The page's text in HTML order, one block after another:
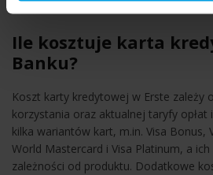
Ile kosztuje karta
Banku?
Koszt karty kredytowej w Erste zależy
korzystania oraz aktualnej taryfy
kilka wariantów kart, m.in. Visa Bonus,
World Mastercard i Visa Platinum, a ich
zależności od produktu. Dodatkowe